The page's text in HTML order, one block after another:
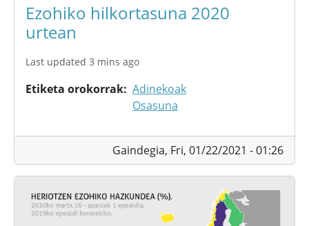
Ezohiko hilkortasuna 2020
urtean
Last updated 3 mins ago
Etiketa orokorrak Adinekoak
Osasuna
Gaindegia, Fri, 01/22/2021 - 01:26